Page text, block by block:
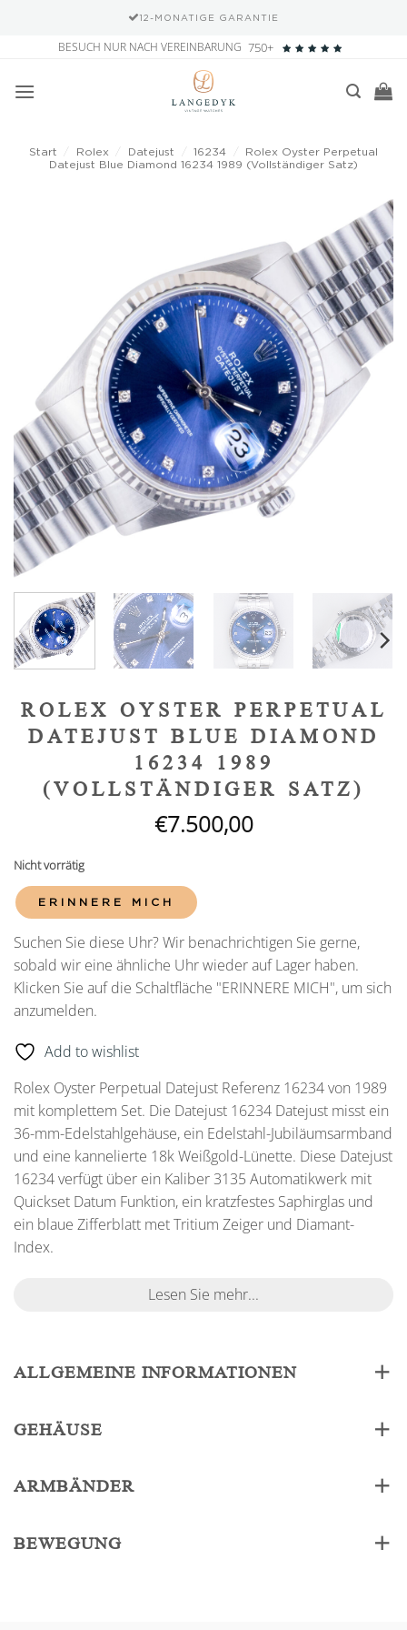
12-MONATIGE GARANTIE
springen
BESUCH NUR NACH VEREINBARUNG 750+
Start Rolex Datejust 16234
Rolex Oyster Perpetual
Datejust Blue Diamond 16234 1989 (Vollständiger Satz)
Add to
wishlist
ROLEX OYSTER PERPETUAL
DATEJUST BLUE DIAMOND
16234 1989
(VOLLSTÄNDIGER SATZ)
€7.500,00
Nicht vorrätig
ERINNERE MICH
Suchen Sie diese Uhr? Wir benachrichtigen Sie gerne,
sobald wir eine ähnliche Uhr wieder auf Lager haben.
Klicken Sie auf die Schaltfläche "ERINNERE MICH", um sich
anzumelden.
Add to wishlist
Rolex Oyster Perpetual Datejust Referenz 16234 von 1989
mit komplettem Set. Die Datejust 16234 Datejust misst ein
36-mm-Edelstahlgehäuse, ein Edelstahl-Jubiläumsarmband
und eine kannelierte 18k Weißgold-Lünette. Diese Datejust
16234 verfügt über ein Kaliber 3135 Automatikwerk mit
Quickset Datum Funktion, ein kratzfestes Saphirglas und
ein blaue Zifferblatt met Tritium Zeiger und Diamant-
Index.
Lesen Sie mehr...
ALLGEMEINE INFORMATIONEN
GEHÄUSE
ARMBÄNDER
BEWEGUNG